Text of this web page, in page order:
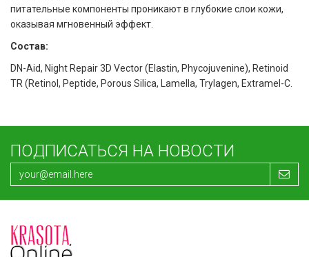
питательные компоненты проникают в глубокие слои кожи,
оказывая мгновенный эффект.
Состав:
DN-Aid, Night Repair 3D Vector (Elastin, Phycojuvenine), Retinoid
TR (Retinol, Peptide, Porous Silica, Lamella, Trylagen, Extramel-C.
ПОДПИСАТЬСЯ НА НОВОСТИ